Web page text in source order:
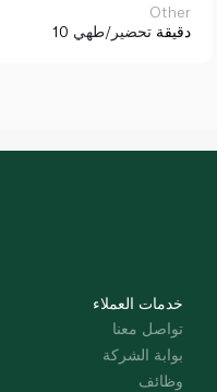
Other
10 دقيقة تحضير/طهي
خدمات العملاء
تواصل معنا
بوابة الشركة
وظائف